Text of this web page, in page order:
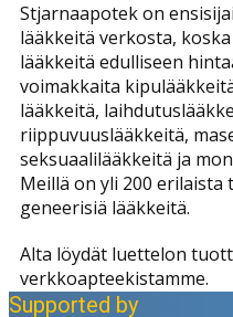
Stjarnaapotek on
lääkkeitä verkosta,
lääkkeitä edulliseen
voimakkaita
lääkkeitä,
riippuvuuslääkkeitä,
seksuaalilääkkeitä ja
Meillä on yli 200
geneerisiä lääkkeitä.
Alta löydät luettelon
verkkoapteekistamme.
Supported by